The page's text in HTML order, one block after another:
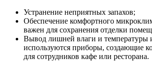
Устранение неприятных запахов;
Обеспечение комфортного
важен для сохранения отделки
Вывод лишней влаги и температуры
используются приборы, создающие
для сотрудников кафе или ресторана.